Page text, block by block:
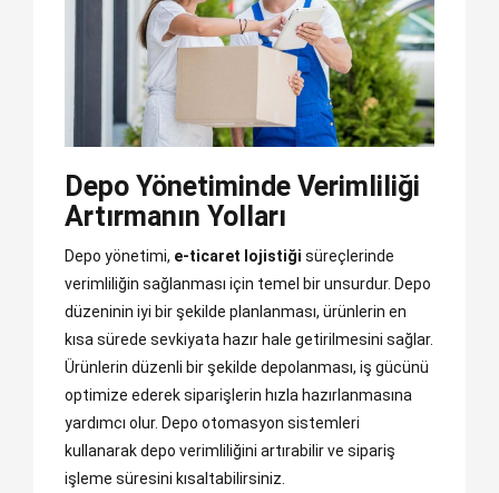
Depo Yönetiminde Verimliliği
Artırmanın Yolları
Depo yönetimi, e-ticaret lojistiği süreçlerinde
verimliliğin sağlanması için temel bir unsurdur. Depo
düzeninin iyi bir şekilde planlanması, ürünlerin en
kısa sürede sevkiyata hazır hale getirilmesini sağlar.
Ürünlerin düzenli bir şekilde depolanması, iş gücünü
optimize ederek siparişlerin hızla hazırlanmasına
yardımcı olur. Depo otomasyon sistemleri
kullanarak depo verimliliğini artırabilir ve sipariş
işleme süresini kısaltabilirsiniz.